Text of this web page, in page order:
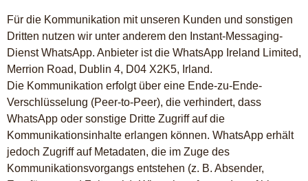
Für die Kommunikation mit unseren Kunden und sonstigen
Dritten nutzen wir unter anderem den Instant-Messaging-
Dienst WhatsApp. Anbieter ist die WhatsApp Ireland Limited,
Merrion Road, Dublin 4, D04 X2K5, Irland.
Die Kommunikation erfolgt über eine Ende-zu-Ende-
Verschlüsselung (Peer-to-Peer), die verhindert, dass
WhatsApp oder sonstige Dritte Zugriff auf die
Kommunikationsinhalte erlangen können. WhatsApp erhält
jedoch Zugriff auf Metadaten, die im Zuge des
Kommunikationsvorgangs entstehen (z. B. Absender,